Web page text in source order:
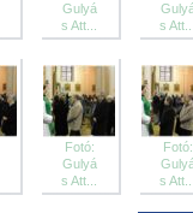
Gulyá
s Att...
s
Fotó:
Gulyá
s Att...
Fotó:
s